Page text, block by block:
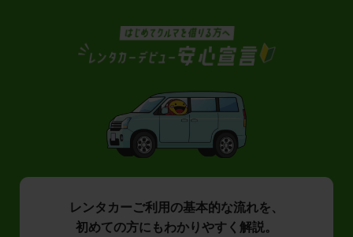
レンタカーご利用の基本的な流れを、
初めての方にもわかりやすく解説。